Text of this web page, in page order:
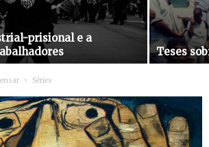
prisional e a
Teses
Séries